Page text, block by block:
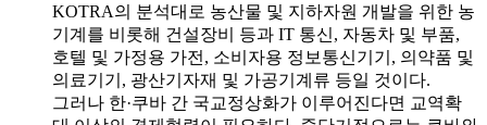
KOTRA의 분석대로 농산물 및 지하자원 개발을 위한 농
기계를 비롯해 건설장비 등과 IT 통신, 자동차 및 부품,
호텔 및 가정용 가전, 소비자용 정보통신기기, 의약품 및
의료기기, 광산기자재 및 가공기계류 등일 것이다.
그러나 한·쿠바 간 국교정상화가 이루어진다면 교역확